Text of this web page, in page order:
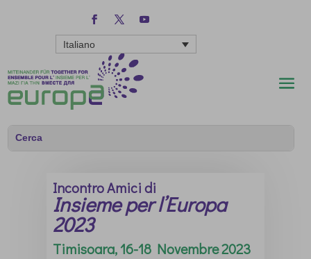
Italiano
Incontro Amici di
Insieme per l’Europa
2023
Timisoara, 16-18 Novembre 2023